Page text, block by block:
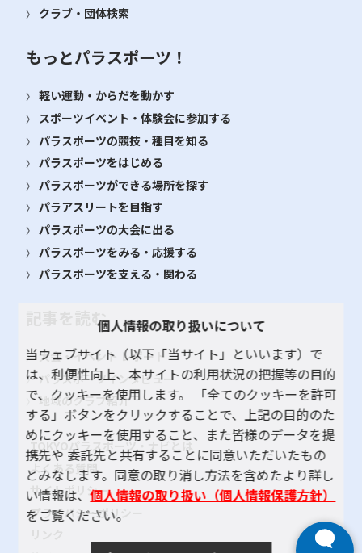
クラブ・団体検索
もっとパラスポーツ！
軽い運動・からだを動かす
スポーツイベント・体験会に参加する
パラスポーツの競技・種目を知る
パラスポーツをはじめる
パラスポーツができる場所を探す
パラアスリートを目指す
パラスポーツの大会に出る
パラスポーツをみる・応援する
パラスポーツを支える・関わる
記事を読む
大会・イベント レポート
パラスポーツインタビュー
地域のクラブ紹介
TOKYOパラスポーツ・ナビとは
よくある質問
サイトポリシー
プライバシーポリシー
個人情報の取り扱いについて
当ウェブサイト（以下「当サイト」といいます）で
は、利便性向上、本サイトの利用状況の把握等の目的
で、クッキーを使用します。 「全てのクッキーを許可
する」ボタンをクリックすることで、上記の目的のた
めにクッキーを使用すること、また皆様のデータを提
携先や 委託先と共有することに同意いただいたもの
とみなします。同意の取り消し方法を含めたより詳し
い情報は、個人情報の取り扱い（個人情報保護方針）
をご覧ください。